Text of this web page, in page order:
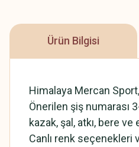
Ürün Bilgisi
Himalaya Mercan
Önerilen şiş numarası
kazak, şal, atkı, bere
Canlı renk seçenekleri